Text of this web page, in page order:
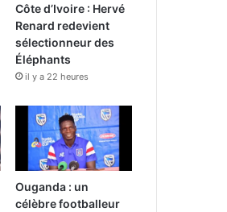
Côte d’Ivoire : Hervé
Renard redevient
sélectionneur des
Éléphants
il y a 22 heures
Ouganda : un
célèbre footballeur